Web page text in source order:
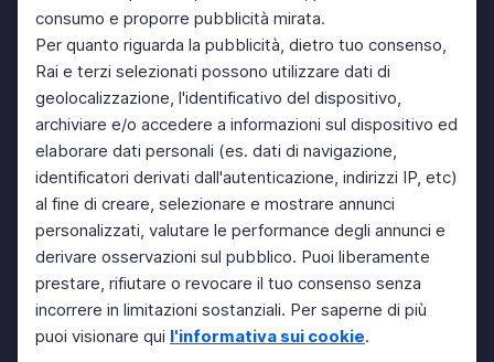
consumo e proporre pubblicità mirata.
Per quanto riguarda la pubblicità, dietro tuo consenso,
Rai e terzi selezionati possono utilizzare dati di
geolocalizzazione, l'identificativo del dispositivo,
archiviare e/o accedere a informazioni sul dispositivo ed
elaborare dati personali (es. dati di navigazione,
identificatori derivati dall'autenticazione, indirizzi IP, etc)
al fine di creare, selezionare e mostrare annunci
personalizzati, valutare le performance degli annunci e
derivare osservazioni sul pubblico. Puoi liberamente
prestare, rifiutare o revocare il tuo consenso senza
incorrere in limitazioni sostanziali. Per saperne di più
puoi visionare qui l'informativa sui cookie.